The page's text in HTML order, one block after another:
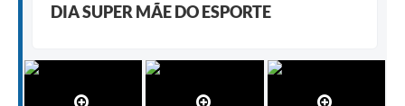
DIA SUPER MÃE DO ESPORTE